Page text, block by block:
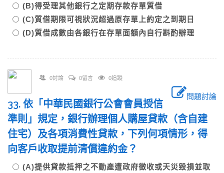
(B)得受理其他銀行之定期存款存單質借
(C)質借期限可視狀況超過原存單上約定之到期日
(D)質借成數由各銀行在存單面額內自行斟酌辦理
0討論 0留言 0追蹤
問題討論
33. 依「中華民國銀行公會會員授信
準則」規定，銀行辦理個人購屋貸款（含自建
住宅）及各項消費性貸款，下列何項情形，得
向客戶收取提前清償違約金？
(A)提供貸款抵押之不動產遭政府徵收或天災毀損並取